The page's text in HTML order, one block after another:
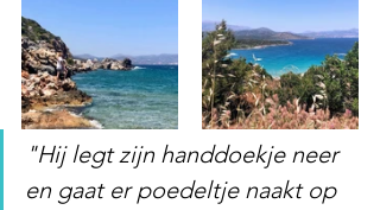
"Hij legt zijn handdoekje neer
en gaat er poedeltje naakt op